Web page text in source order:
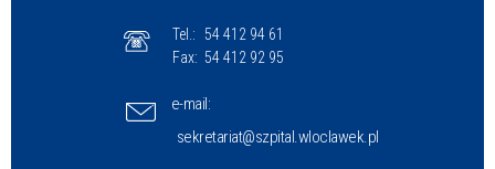
Tel.: 54 412 94 61
Fax: 54 412 92 95
e-mail:
sekretariat@szpital.wloclawek.pl